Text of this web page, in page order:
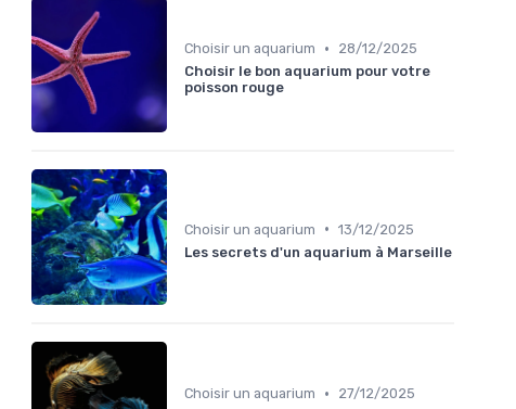
Choisir un aquarium •
28/12/2025
Choisir le bon aquarium pour votre
poisson rouge
Choisir un aquarium • 13/12/2025
Les secrets d'un aquarium à Marseille
Choisir un aquarium •
27/12/2025